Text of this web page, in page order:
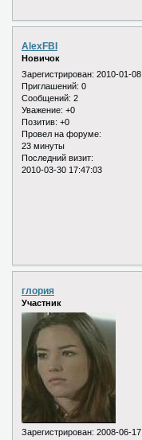
AlexFBI
Новичок
Зарегистрирован: 2010-01-08
Приглашений: 0
Сообщений: 2
Уважение: +0
Позитив: +0
Провел на форуме:
23 минуты
Последний визит:
2010-03-30 17:47:03
глория
Участник
Зарегистрирован: 2008-06-17